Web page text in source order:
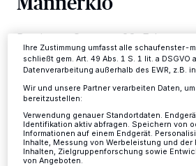
Bereits am Sonntag, 23. Februar,
in Mettmann einen besonders
eines hochwertigen E-Autos hatte
25.02.2020 , 12:24 Uhr Eine Minute
Einstellungen oder Ablehnen am unteren
Ihre Zustimmung umfasst alle schaufenster-
schließt gem. Art. 49 Abs. 1 S. 1 lit. a DSGVO
Datenverarbeitung außerhalb des EWR, z.B.
Wir und unsere Partner verarbeiten Daten,
bereitzustellen:
Verwendung genauer Standortdaten.
Identifikation aktiv abfragen. Speichern von
Informationen auf einem Endgerät.
Inhalte, Messung von Werbeleistung und der
Inhalten, Zielgruppenforschung sowie
von Angeboten.